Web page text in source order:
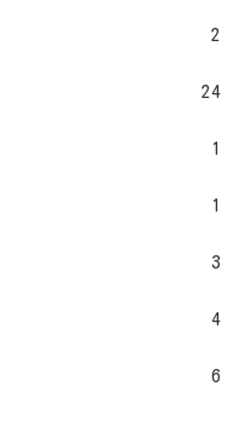
2
24
1
1
3
4
6